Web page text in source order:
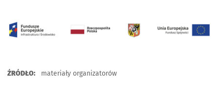
ŹRÓDŁO: materiały organizatorów